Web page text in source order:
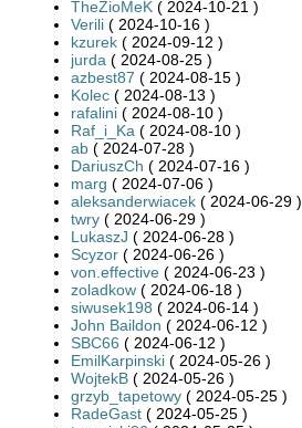
TheZioMeK ( 2024-10-21 )
Verili ( 2024-10-16 )
kzurek ( 2024-09-12 )
jurda ( 2024-08-25 )
azbest87 ( 2024-08-15 )
Kolec ( 2024-08-13 )
rafalini ( 2024-08-10 )
Raf_i_Ka ( 2024-08-10 )
ab ( 2024-07-28 )
DariuszCh ( 2024-07-16 )
marg ( 2024-07-06 )
aleksanderwiacek ( 2024-06-29 )
twry ( 2024-06-29 )
LukaszJ ( 2024-06-28 )
Scyzor ( 2024-06-26 )
von.effective ( 2024-06-23 )
zoladkow ( 2024-06-18 )
siwusek198 ( 2024-06-14 )
John Baildon ( 2024-06-12 )
SBC66 ( 2024-06-12 )
EmilKarpinski ( 2024-05-26 )
WojtekB ( 2024-05-26 )
grzyb_tapetowy ( 2024-05-25 )
RadeGast ( 2024-05-25 )